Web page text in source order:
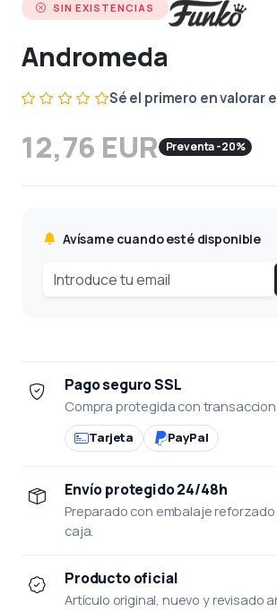
SIN EXISTENCIAS
Andromeda
Sé el primero en valorar
12,76 EUR Preventa -20%
Avísame cuando esté disponible
Pago seguro SSL
Compra protegida con
Tarjeta PayPal
Envío protegido 24/48h
Preparado con embalaje
caja.
Producto oficial
Artículo original, nuevo y revisado